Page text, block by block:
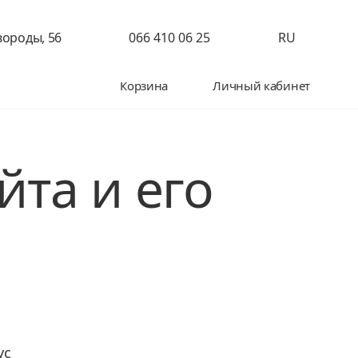
066 410 06 25
56 RU
Корзина Личный кабинет
и его